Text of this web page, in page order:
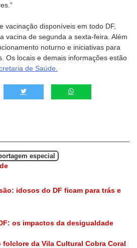
vacinação disponíveis em todo DF,
vacina de segunda a sexta-feira. Além
noturno e iniciativas para
Os locais e demais informações estão
de Saúde.
especial
idosos do DF ficam para trás e
os impactos da desigualdade
da Vila Cultural Cobra Coral